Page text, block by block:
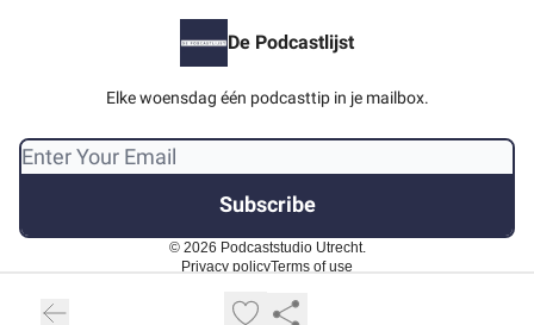
De Podcastlijst
Elke woensdag één podcasttip in je mailbox.
© 2026 Podcaststudio Utrecht.
Privacy policyTerms of use
Powered by beehiiv